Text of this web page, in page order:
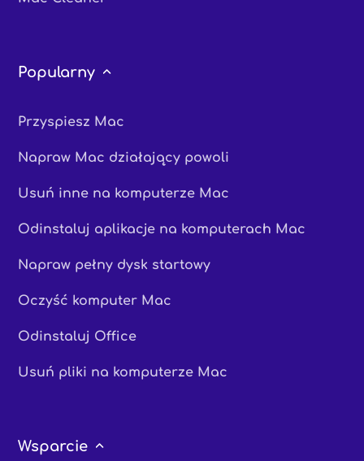
Popularny
Przyspiesz Mac
Napraw Mac działający powoli
Usuń inne na komputerze Mac
Odinstaluj aplikacje na komputerach Mac
Napraw pełny dysk startowy
Oczyść komputer Mac
Odinstaluj Office
Usuń pliki na komputerze Mac
Wsparcie